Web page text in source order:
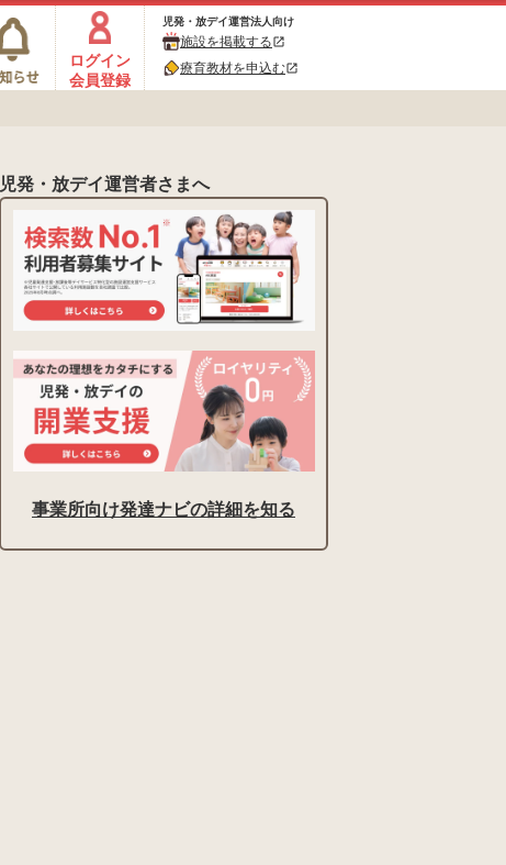
ログイン
会員登録
児発・放デイ運営法人向け
施設を掲載するopen_in_new
療育教材を申込むopen_in_new
児発・放デイ運営者さまへ
事業所向け発達ナビの詳細を知る